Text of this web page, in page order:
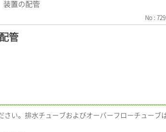
装置の配管
No :
管
い。排水チューブおよびオーバーフローチューブ